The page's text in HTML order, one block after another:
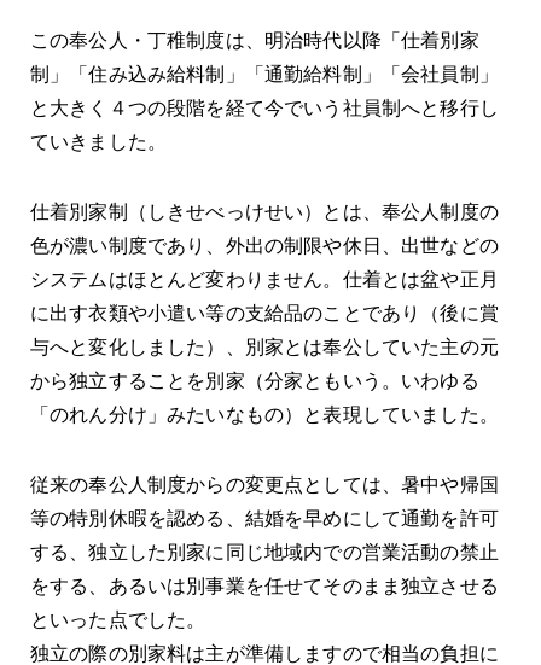
この奉公人・丁稚制度は、明治時代以降「仕着別家
制」「住み込み給料制」「通勤給料制」「会社員制」
と大きく４つの段階を経て今でいう社員制へと移行し
ていきました。
仕着別家制（しきせべっけせい）とは、奉公人制度の
色が濃い制度であり、外出の制限や休日、出世などの
システムはほとんど変わりません。仕着とは盆や正月
に出す衣類や小遣い等の支給品のことであり（後に賞
与へと変化しました）、別家とは奉公していた主の元
から独立することを別家（分家ともいう。いわゆる
「のれん分け」みたいなもの）と表現していました。
従来の奉公人制度からの変更点としては、暑中や帰国
等の特別休暇を認める、結婚を早めにして通勤を許可
する、独立した別家に同じ地域内での営業活動の禁止
をする、あるいは別事業を任せてそのまま独立させる
といった点でした。
独立の際の別家料は主が準備しますので相当の負担に